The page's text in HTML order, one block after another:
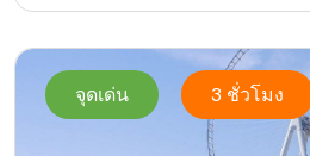
จุดเด่น 3 ชั่วโมง